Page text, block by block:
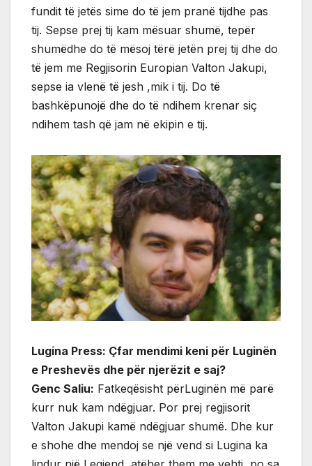
fundit të jetës sime do të jem pranë tijdhe pas
tij. Sepse prej tij kam mësuar shumë, tepër
shumëdhe do të mësoj tërë jetën prej tij dhe do
të jem me Regjisorin Europian Valton Jakupi,
sepse ia vlenë të jesh ,mik i tij. Do të
bashkëpunojë dhe do të ndihem krenar siç
ndihem tash që jam në ekipin e tij.
Lugina Press: Çfar mendimi keni për Luginën
e Preshevës dhe për njerëzit e saj?
Genc Saliu: Fatkeqësisht përLuginën më parë
kurr nuk kam ndëgjuar. Por prej regjisorit
Valton Jakupi kamë ndëgjuar shumë. Dhe kur
e shohe dhe mendoj se një vend si Lugina ka